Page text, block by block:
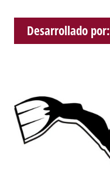
Desarrollado por: